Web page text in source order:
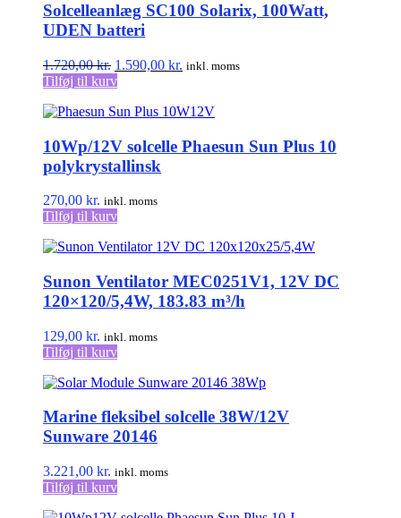
Solcelleanlæg SC100 Solarix, 100Watt,
UDEN batteri
1.720,00kr. Den
oprindelige
var:
1.590,00 kr. Den
er:
inkl. moms
Tilføj til kurv
10Wp/12V solcelle Phaesun Sun Plus 10
polykrystallinsk
270,00 kr. inkl. moms
Tilføj til kurv
Sunon Ventilator MEC0251V1, 12V DC
120×120/5,4W, 183.83 m³/h
129,00 kr. inkl. moms
Tilføj til kurv
Marine fleksibel solcelle 38W/12V
Sunware 20146
3.221,00 kr. inkl. moms
Tilføj til kurv